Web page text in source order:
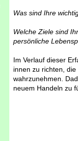
Was sind Ihre
Welche Ziele sind
persönliche
Im Verlauf dieser
innen zu richten,
wahrzunehmen.
neuem Handeln zu